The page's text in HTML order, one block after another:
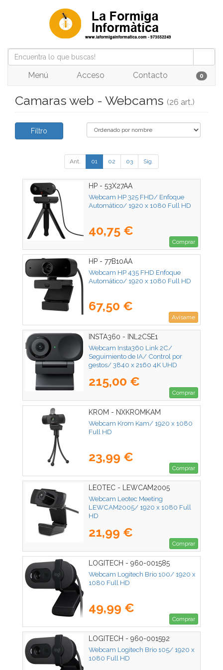
Menú Acceso Contacto 0
Camaras web - Webcams (26 art.)
Filtro
Ant. 01 02 03 Sig.
HP - 53X27AA
Webcam HP 325 FHD/ Enfoque
Automático/ 1920 x 1080 Full HD
40,75 €
Comprar
HP - 77B10AA
Webcam HP 435 FHD Enfoque
Automático/ 1920 x 1080 Full HD
67,50 €
Avísame
INSTA360 - INL2CSE1
Webcam Insta360 Link 2C/
Seguimiento de IA/ Control por
gestos/ 3840 x 2160 4K UHD
215,00 €
Comprar
KROM - NXKROMKAM
Webcam Krom Kam/ 1920 x 1080
Full HD
23,99 €
Comprar
LEOTEC - LEWCAM2005
Webcam Leotec Meeting
LEWCAM2005/ 1920 x 1080 Full
HD
21,99 €
Comprar
LOGITECH - 960-001585
Webcam Logitech Brio 100/ 1920 x
1080 Full HD
49,99 €
Comprar
LOGITECH - 960-001592
Webcam Logitech Brio 105/ 1920 x
1080 Full HD